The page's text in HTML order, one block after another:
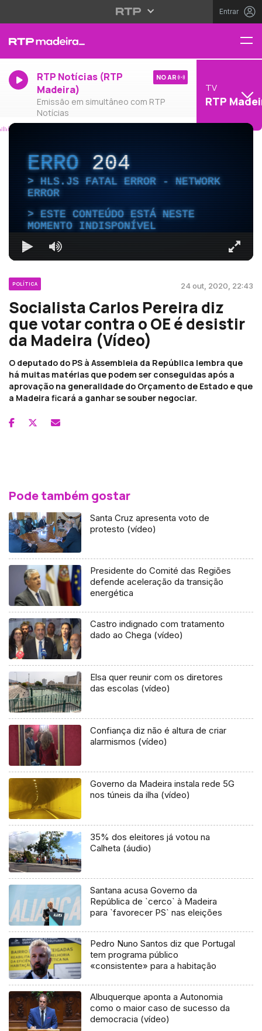
Entrar
RTP Notícias (RTP
Madeira)
Emissão em simultâneo com RTP
Notícias
NO AR
TV
RTP
ERRO204
HLS.JS FATAL ERROR - NETWORK
ERROR
ESTE CONTEÚDO ESTÁ NESTE
MOMENTO INDISPONÍVEL
POLÍTICA 24 out, 2020, 22:43
Socialista Carlos Pereira diz
que votar contra o OE é desistir
da Madeira (Vídeo)
O deputado do PS à Assembleia da República lembra que
há muitas matérias que podem ser conseguidas após a
aprovação na generalidade do Orçamento de Estado e que
a Madeira ficará a ganhar se souber negociar.
Pode também gostar
Santa Cruz apresenta voto de
protesto (vídeo)
Presidente do Comité das Regiões
defende aceleração da transição
energética
Castro indignado com tratamento
dado ao Chega (vídeo)
Elsa quer reunir com os diretores
das escolas (vídeo)
Confiança diz não é altura de criar
alarmismos (vídeo)
Governo da Madeira instala rede 5G
nos túneis da ilha (vídeo)
35% dos eleitores já votou na
Calheta (áudio)
Santana acusa Governo da
República de `cerco` à Madeira
para `favorecer PS` nas eleições
Pedro Nuno Santos diz que Portugal
tem programa público
«consistente» para a habitação
Albuquerque aponta a Autonomia
como o maior caso de sucesso da
democracia (vídeo)